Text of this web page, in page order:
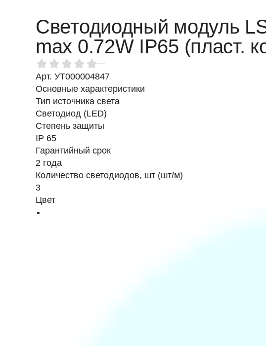
Светодиодный модуль
max 0.72W IP65 (пласт.
—
Арт. УТ000004847
Основные характеристики
Тип источника света
Светодиод (LED)
Степень защиты
IP 65
Гарантийный срок
2 года
Количество светодиодов, шт (шт/м)
3
Цвет